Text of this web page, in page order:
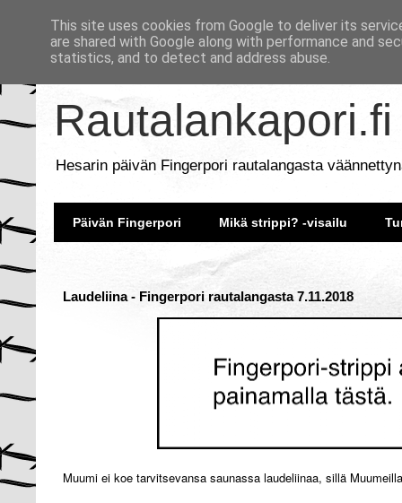
Rautalankapori.fi
Hesarin päivän Fingerpori rautalangasta
Päivän Fingerpori Mikä strippi? -visailu
Laudeliina - Fingerpori rautalangasta 7.11.2018
Muumi ei koe tarvitsevansa saunassa laudeliinaa, sillä
This site uses cookies from Google to deliver its
are shared with Google along with performance and
statistics, and to detect and address abuse.